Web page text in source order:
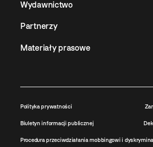
Wydawnictwo
Partnerzy
Materiały prasowe
Polityka prywatności
Biuletyn informacji publicznej
Procedura przeciwdziałania mobbingowi i